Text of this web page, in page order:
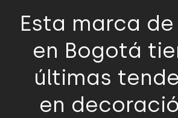
Esta marca
en Bogotá
últimas
en